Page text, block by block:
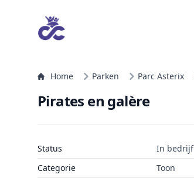
Home Parken Parc Asterix
Pirates en galère
Status
In bedrijf
Categorie
Toon